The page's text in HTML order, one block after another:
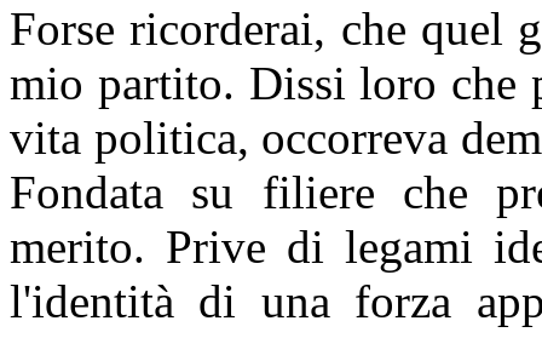
Forse ricorderai, che quel
mio partito. Dissi loro che
vita politica, occorreva
Fondata su filiere che
merito. Prive di legami
l'identità di una forza